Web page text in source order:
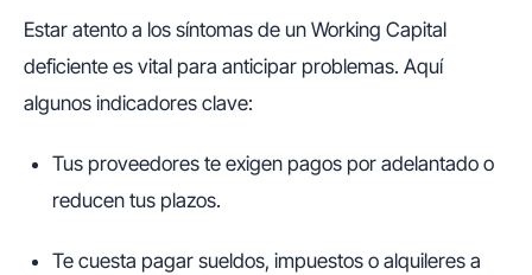
Estar atento a los síntomas de un Working Capital
deficiente es vital para anticipar problemas. Aquí
algunos indicadores clave:
Tus proveedores te exigen pagos por adelantado o
reducen tus plazos.
Te cuesta pagar sueldos, impuestos o alquileres a